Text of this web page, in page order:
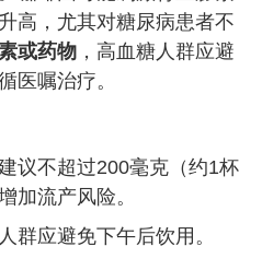
高，尤其对糖尿病患者不
或药物 ，高血糖人群应避
医嘱治疗。
议不超过200毫克（约1杯
加流产风险。
群应避免下午后饮用。